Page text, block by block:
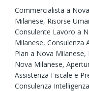
Commercialista a
Milanese, Risorse
Consulente Lavoro a
Milanese, Consulenza
Plan a Nova Milanese,
Nova Milanese,
Assistenza Fiscale e
Consulenza